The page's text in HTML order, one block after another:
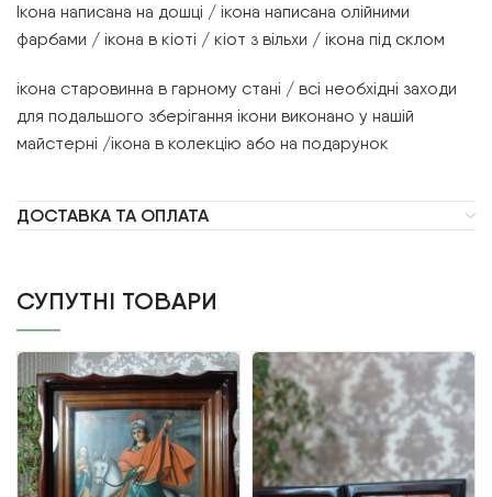
Ікона написана на дошці / ікона написана олійними
фарбами / ікона в кіоті / кіот з вільхи / ікона під склом
ікона старовинна в гарному стані / всі необхідні заходи
для подальшого зберігання ікони виконано у нашій
майстерні /ікона в колекцію або на подарунок
ДОСТАВКА ТА ОПЛАТА
СУПУТНІ ТОВАРИ